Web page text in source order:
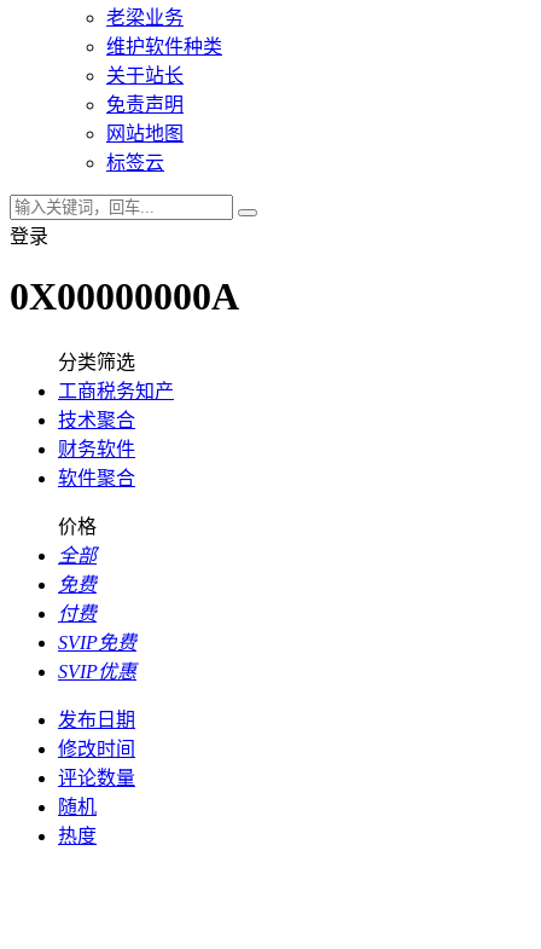
老梁业务
维护软件种类
关于站长
免责声明
网站地图
标签云
登录
0X00000000A
分类筛选
工商税务知产
技术聚合
财务软件
软件聚合
价格
全部
免费
付费
SVIP免费
SVIP优惠
发布日期
修改时间
评论数量
随机
热度